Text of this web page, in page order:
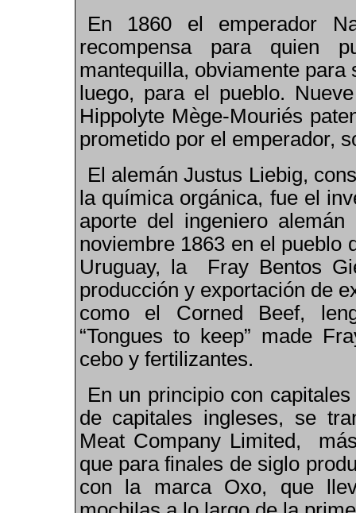
En 1860 el emperador
recompensa para quien
mantequilla, obviamente
luego, para el pueblo.
Hippolyte Mège-Mouriés
prometido por el emperador,
El alemán Justus Liebig,
la química orgánica, fue el
aporte del ingeniero
noviembre 1863 en el pueblo
Uruguay, la Fray Bentos
producción y exportación de
como el Corned Beef,
“Tongues to keep” made
cebo y fertilizantes.
En un principio con
de capitales ingleses, se
Meat Company Limited,
que para finales de siglo
con la marca Oxo, que